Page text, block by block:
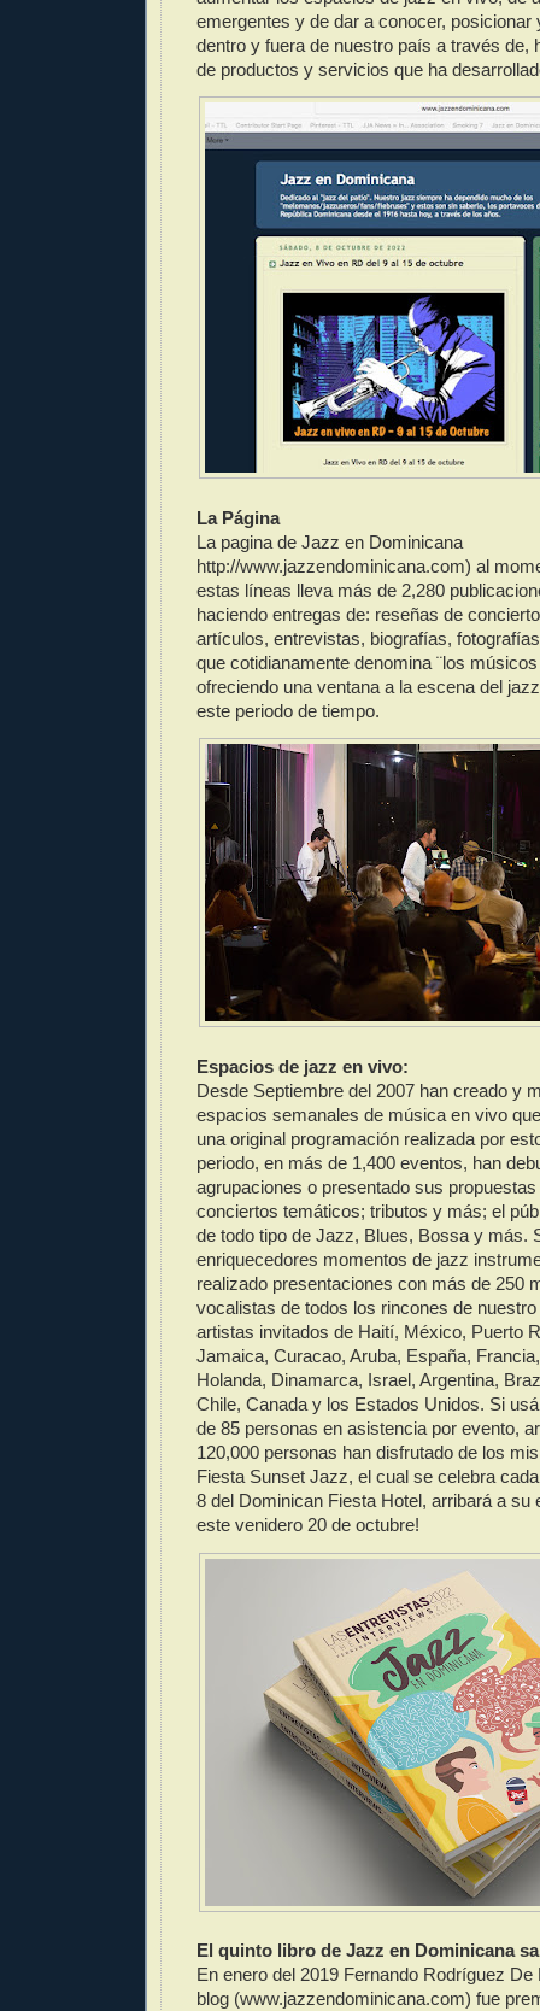
emergentes y de dar a conocer, posicionar
dentro y fuera de nuestro país a través de,
de productos y servicios que ha
La Página
La pagina de Jazz en Dominicana
http://www.jazzendominicana.com) al
estas líneas lleva más de 2,280
haciendo entregas de: reseñas de
artículos, entrevistas, biografías,
que cotidianamente denomina ¨los músicos
ofreciendo una ventana a la escena del
este periodo de tiempo.
Espacios de jazz en vivo:
Desde Septiembre del 2007 han creado y
espacios semanales de música en vivo
una original programación realizada por
periodo, en más de 1,400 eventos, han
agrupaciones o presentado sus
conciertos temáticos; tributos y más; el
de todo tipo de Jazz, Blues, Bossa y más.
enriquecedores momentos de jazz
realizado presentaciones con más de 250
vocalistas de todos los rincones de
artistas invitados de Haití, México, Puerto
Jamaica, Curacao, Aruba, España,
Holanda, Dinamarca, Israel, Argentina,
Chile, Canada y los Estados Unidos. Si
de 85 personas en asistencia por evento,
120,000 personas han disfrutado de los
Fiesta Sunset Jazz, el cual se celebra
8 del Dominican Fiesta Hotel, arribará a su
este venidero 20 de octubre!
El quinto libro de Jazz en Dominicana
En enero del 2019 Fernando Rodríguez
blog (www.jazzendominicana.com) fue